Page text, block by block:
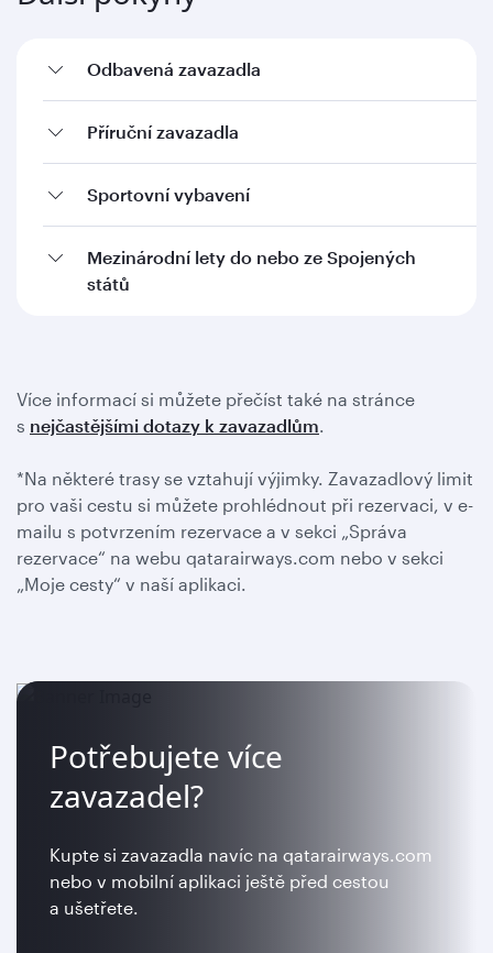
Odbavená zavazadla
Příruční zavazadla
Sportovní vybavení
Mezinárodní lety do nebo ze Spojených
států
Více informací si můžete přečíst také na stránce
s nejčastějšími dotazy k zavazadlům.
*Na některé trasy se vztahují výjimky. Zavazadlový limit
pro vaši cestu si můžete prohlédnout při rezervaci, v e-
mailu s potvrzením rezervace a v sekci „Správa
rezervace“ na webu qatarairways.com nebo v sekci
„Moje cesty“ v naší aplikaci.
Potřebujete více
zavazadel?
Kupte si zavazadla navíc na qatarairways.com
nebo v mobilní aplikaci ještě před cestou
a ušetřete.